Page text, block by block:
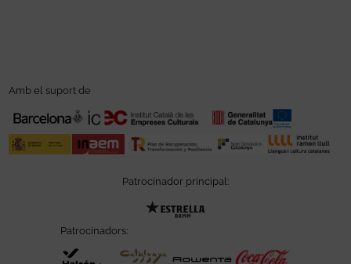
Amb el suport de
Patrocinador principal:
Patrocinadors:
Abre en nueva ventana
Abre en nueva ventana